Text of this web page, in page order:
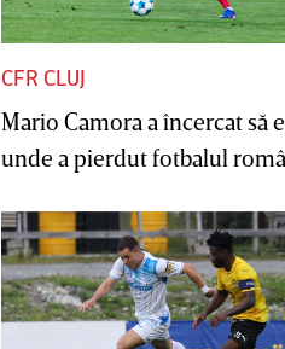
CFR CLUJ
Mario Camora a încercat să
unde a pierdut fotbalul